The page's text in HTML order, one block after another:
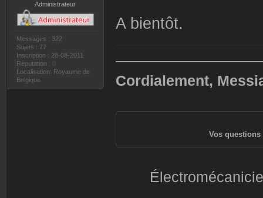
Administrateur
Messages : 322
Sujets : 77
Inscription : 28-08-2011
Réputation :
Localisation: Royaume de
Belgique
A bientôt.
Cordialement,
Vos questions